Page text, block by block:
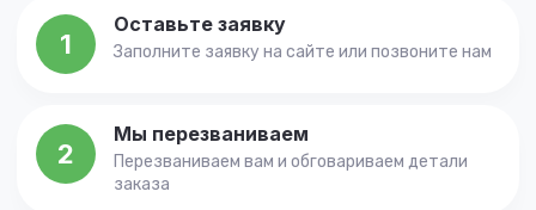
1
Оставьте заявку
Заполните заявку на сайте или позвоните нам
2
Мы перезваниваем
Перезваниваем вам и обговариваем детали
заказа